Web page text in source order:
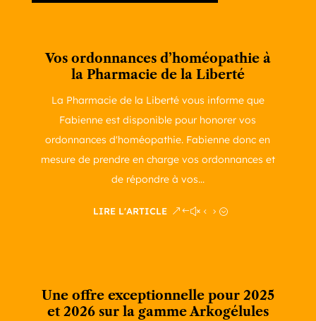
Vos ordonnances d’homéopathie à
la Pharmacie de la Liberté
La Pharmacie de la Liberté vous informe que
Fabienne est disponible pour honorer vos
ordonnances d'homéopathie. Fabienne donc en
mesure de prendre en charge vos ordonnances et
de répondre à vos...
LIRE L'ARTICLE
Une offre exceptionnelle pour 2025
et 2026 sur la gamme Arkogélules